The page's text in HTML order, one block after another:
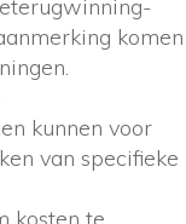
komen
kunnen voor
van specifieke